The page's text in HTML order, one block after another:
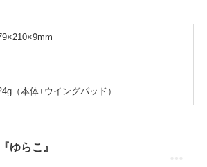
（本体+ウイングパッド）
ゆらこ』